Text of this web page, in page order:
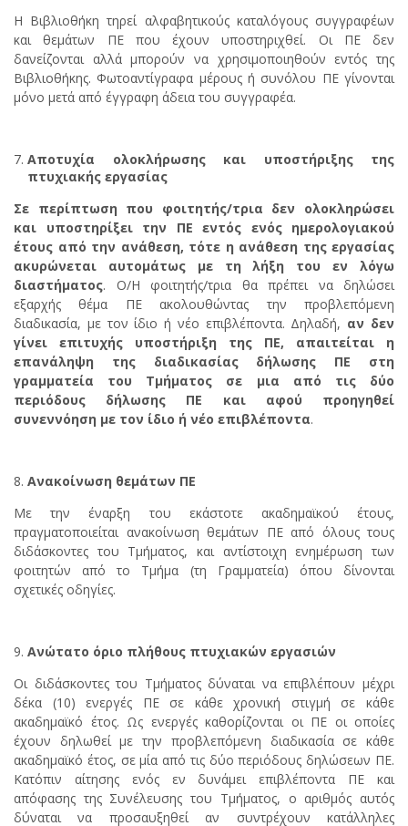
Η Βιβλιοθήκη τηρεί αλφαβητικούς καταλόγους συγγραφέων
και θεμάτων ΠΕ που έχουν υποστηριχθεί. Οι ΠΕ δεν
δανείζονται αλλά μπορούν να χρησιμοποιηθούν εντός της
Βιβλιοθήκης. Φωτοαντίγραφα μέρους ή συνόλου ΠΕ γίνονται
μόνο μετά από έγγραφη άδεια του συγγραφέα.
Αποτυχία ολοκλήρωσης και υποστήριξης της
πτυχιακής εργασίας
Σε περίπτωση που φοιτητής/τρια δεν ολοκληρώσει
και υποστηρίξει την ΠΕ εντός ενός ημερολογιακού
έτους από την ανάθεση, τότε η ανάθεση της εργασίας
ακυρώνεται αυτομάτως με τη λήξη του εν λόγω
διαστήματος. Ο/Η φοιτητής/τρια θα πρέπει να δηλώσει
εξαρχής θέμα ΠΕ ακολουθώντας την προβλεπόμενη
διαδικασία, με τον ίδιο ή νέο επιβλέποντα. Δηλαδή, αν δεν
γίνει επιτυχής υποστήριξη της ΠΕ, απαιτείται η
επανάληψη της διαδικασίας δήλωσης ΠΕ στη
γραμματεία του Τμήματος σε μια από τις δύο
περιόδους δήλωσης ΠΕ και αφού προηγηθεί
συνεννόηση με τον ίδιο ή νέο επιβλέποντα.
Ανακοίνωση θεμάτων ΠΕ
Με την έναρξη του εκάστοτε ακαδημαϊκού έτους,
πραγματοποιείται ανακοίνωση θεμάτων ΠΕ από όλους τους
διδάσκοντες του Τμήματος, και αντίστοιχη ενημέρωση των
φοιτητών από το Τμήμα (τη Γραμματεία) όπου δίνονται
σχετικές οδηγίες.
Ανώτατο όριο πλήθους πτυχιακών εργασιών
Οι διδάσκοντες του Τμήματος δύναται να επιβλέπουν μέχρι
δέκα (10) ενεργές ΠΕ σε κάθε χρονική στιγμή σε κάθε
ακαδημαϊκό έτος. Ως ενεργές καθορίζονται οι ΠΕ οι οποίες
έχουν δηλωθεί με την προβλεπόμενη διαδικασία σε κάθε
ακαδημαϊκό έτος, σε μία από τις δύο περιόδους δηλώσεων ΠΕ.
Κατόπιν αίτησης ενός εν δυνάμει επιβλέποντα ΠΕ και
απόφασης της Συνέλευσης του Τμήματος, ο αριθμός αυτός
δύναται να προσαυξηθεί αν συντρέχουν κατάλληλες